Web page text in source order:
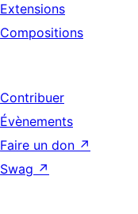
Extensions
Compositions
Contribuer
Évènements
Faire un don ↗
Swag ↗